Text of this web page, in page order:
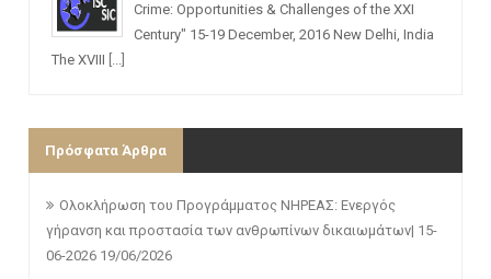
Crime: Opportunities & Challenges of the XXI
Century" 15-19 December, 2016 New Delhi, India
The XVIII [...]
Πρόσφατα Άρθρα
Ολοκλήρωση του Προγράμματος ΝΗΡΕΑΣ: Ενεργός
γήρανση και προστασία των ανθρωπίνων δικαιωμάτων| 15-
06-2026 19/06/2026